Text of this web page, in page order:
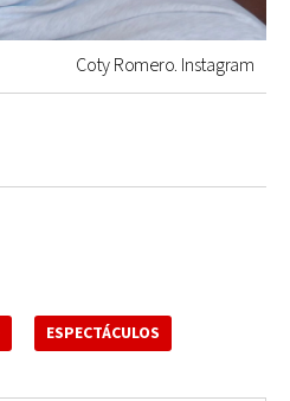
Coty Romero. Instagram
ESPECTÁCULOS